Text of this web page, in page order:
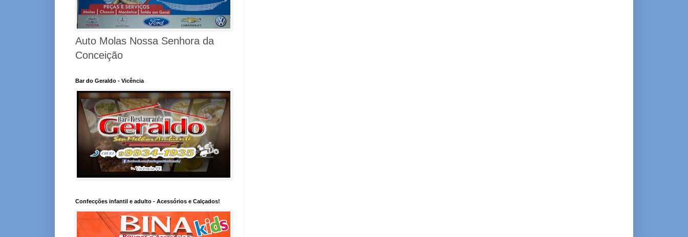
Auto Molas Nossa Senhora da
Conceição
Bar do Geraldo - Vicência
Confecções infantil e adulto - Acessórios e Calçados!